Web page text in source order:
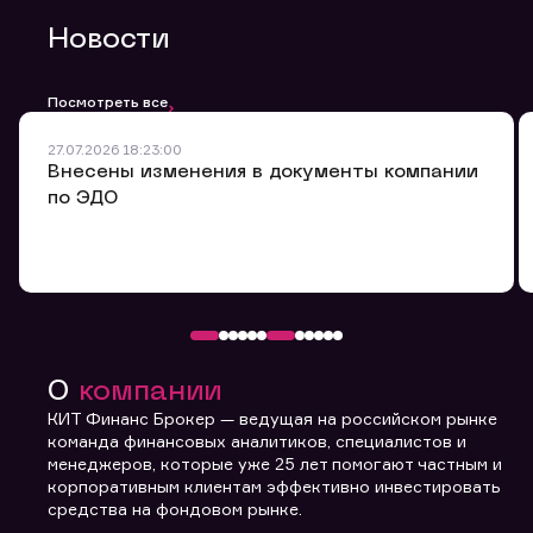
Новости
Посмотреть все
27.07.2026 18:23:00
Внесены изменения в документы компании
по ЭДО
О компании
КИТ Финанс Брокер — ведущая на российском рынке
команда финансовых аналитиков, специалистов и
менеджеров, которые уже 25 лет помогают частным и
корпоративным клиентам эффективно инвестировать
средства на фондовом рынке.
Мы будем признательны Вам за улучшение качества
рассмотрим и ответим Вам в ближайшее время.
Номер договора
ФИО